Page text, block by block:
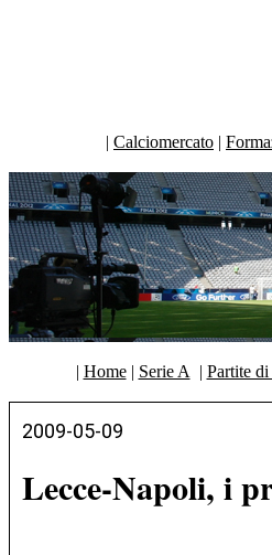
| Calciomercato |
| Home| Serie A | Partite
2009-05-09
Lecce-Napoli, i